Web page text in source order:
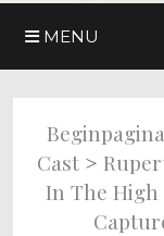
MENU
Beginpagina
Cast >
In The High